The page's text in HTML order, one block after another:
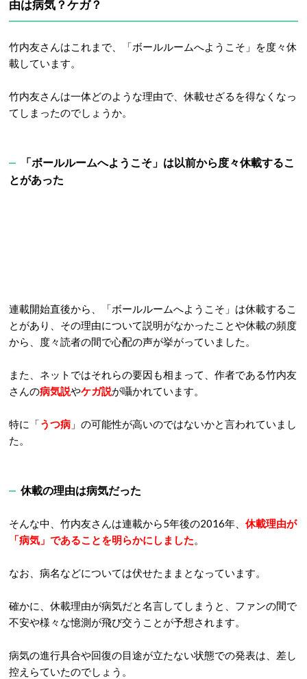
由は病気？ケガ？
竹内友さんはこれまで、「ボールルームへようこそ」を度々休
載しています。
竹内友さんは一体どのような理由で、休載せざるを得なくなっ
てしまったのでしょうか。
「ボールルームへようこそ」は以前から度々休載するこ
とがあった
連載開始直後から、「ボールルームへようこそ」は休載するこ
とがあり、その理由について説明がなかったことや休載の頻度
から、度々読者の間で心配の声が挙がっていました。
また、ネットではそれらの要因も相まって、作者である竹内友
さんの病気説やケガ説が囁かれています。
特に「うつ病 」の可能性が高いのではないかと言われていまし
た。
休載の理由は病気だった
そんな中、竹内友さんは連載から5年後の2016年、 休載理由が
「病気」であることを明らかにしました。
なお、病名などについては伏せたままとなっています。
確かに、休載理由が病気だと名言してしまうと、ファンの間で
不安や様々な憶測が飛び交うことが予想されます。
病気の進行具合や回復の目途が立たない状態での発表は、差し
控えらていたのでしょう。